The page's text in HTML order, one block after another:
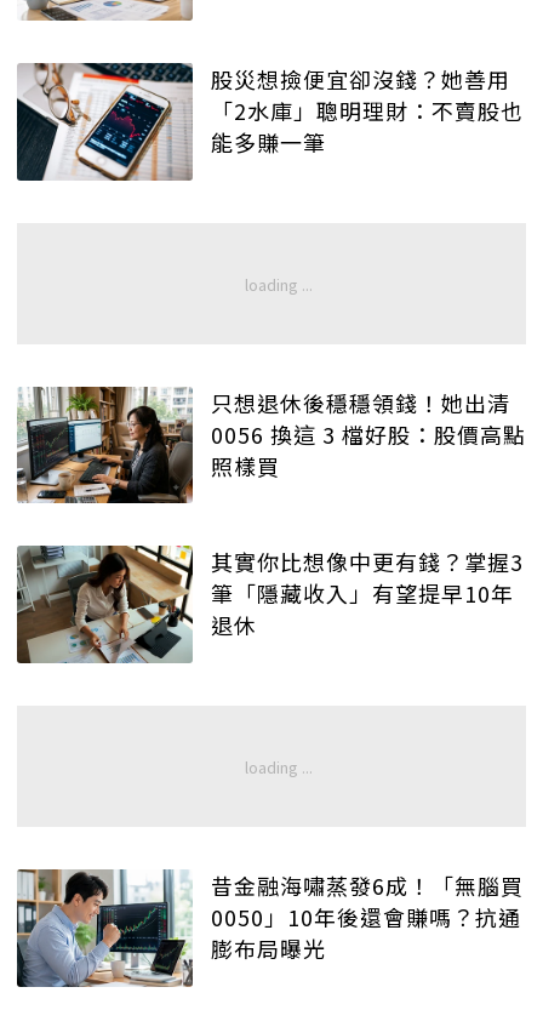
股災想撿便宜卻沒錢？她善用
「2水庫」聰明理財：不賣股也
能多賺一筆
只想退休後穩穩領錢！她出清
0056 換這 3 檔好股：股價高點
照樣買
其實你比想像中更有錢？掌握3
筆「隱藏收入」有望提早10年
退休
昔金融海嘯蒸發6成！「無腦買
0050」10年後還會賺嗎？抗通
膨布局曝光